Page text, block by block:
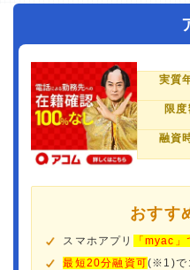
実質
限度
融資
おすす
スマホアプリ
「myac」
最短20分融資可(※1)で